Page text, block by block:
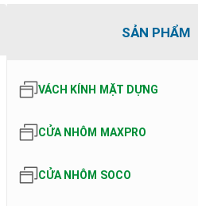
SẢN PHẨM
VÁCH KÍNH MẶT DỰNG
CỬA NHÔM MAXPRO
CỬA NHÔM SOCO